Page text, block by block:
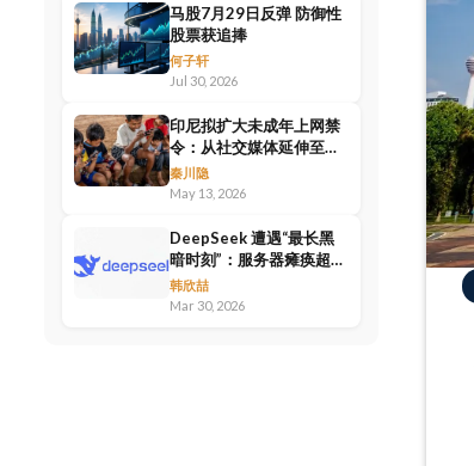
马股7月29日反弹 防御性
股票获追捧
何子轩
Jul 30, 2026
印尼拟扩大未成年上网禁
令：从社交媒体延伸至电
商平台，严打针对儿童的
网络诈骗
秦川隐
May 13, 2026
DeepSeek 遭遇“最长黑
暗时刻”：服务器瘫痪超
12 小时后终恢复
韩欣喆
Mar 30, 2026